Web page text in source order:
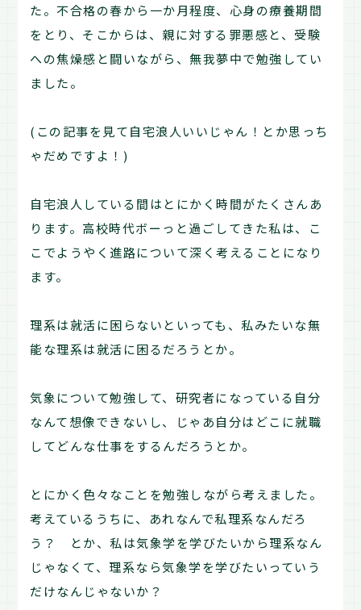
た。不合格の春から一か月程度、心身の療養期間
をとり、そこからは、親に対する罪悪感と、受験
への焦燥感と闘いながら、無我夢中で勉強してい
ました。
(この記事を見て自宅浪人いいじゃん！とか思っち
ゃだめですよ！)
自宅浪人している間はとにかく時間がたくさんあ
ります。高校時代ボーっと過ごしてきた私は、こ
こでようやく進路について深く考えることになり
ます。
理系は就活に困らないといっても、私みたいな無
能な理系は就活に困るだろうとか。
気象について勉強して、研究者になっている自分
なんて想像できないし、じゃあ自分はどこに就職
してどんな仕事をするんだろうとか。
とにかく色々なことを勉強しながら考えました。
考えているうちに、あれなんで私理系なんだろ
う？ とか、私は気象学を学びたいから理系なん
じゃなくて、理系なら気象学を学びたいっていう
だけなんじゃないか？